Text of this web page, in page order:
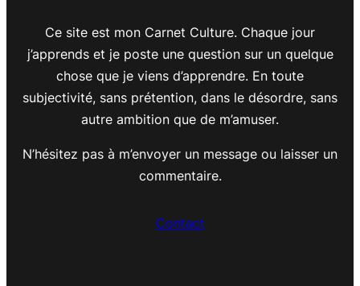
Ce site est mon Carnet Culture. Chaque jour
j’apprends et je poste une question sur un quelque
chose que je viens d’apprendre. En toute
subjectivité, sans prétention, dans le désordre, sans
autre ambition que de m’amuser.
N’hésitez pas à m’envoyer un message ou laisser un
commentaire.
Contact